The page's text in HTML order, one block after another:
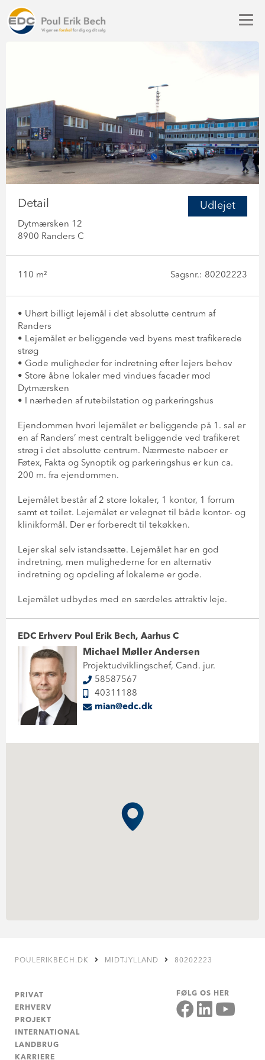
Udlejet
Detail
Dytmærsken 12
8900 Randers C
110 m² Sagsnr.: 80202223
• Uhørt billigt lejemål i det absolutte centrum af
Randers
• Lejemålet er beliggende ved byens mest trafikerede
strøg
• Gode muligheder for indretning efter lejers behov
• Store åbne lokaler med vindues facader mod
Dytmærsken
• I nærheden af rutebilstation og parkeringshus
Ejendommen hvori lejemålet er beliggende på 1. sal er
en af Randers’ mest centralt beliggende ved trafikeret
strøg i det absolutte centrum. Nærmeste naboer er
Føtex, Fakta og Synoptik og parkeringshus er kun ca.
200 m. fra ejendommen.
Lejemålet består af 2 store lokaler, 1 kontor, 1 forrum
samt et toilet. Lejemålet er velegnet til både kontor- og
klinikformål. Der er forberedt til tekøkken.
Lejer skal selv istandsætte. Lejemålet har en god
indretning, men mulighederne for en alternativ
indretning og opdeling af lokalerne er gode.
Lejemålet udbydes med en særdeles attraktiv leje.
EDC Erhverv Poul Erik Bech, Aarhus C
Michael Møller Andersen
Projektudviklingschef, Cand. jur.
58587567
40311188
mian@edc.dk
POULERIKBECH.DK MIDTJYLLAND 80202223
PRIVAT
ERHVERV
PROJEKT
INTERNATIONAL
LANDBRUG
KARRIERE
FØLG OS HER